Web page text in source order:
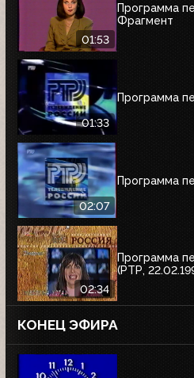
01:53
Программа
Фрагмент
01:33
Программа
02:07
Программа
02:34
Программа
(РТР,
КОНЕЦ ЭФИРА